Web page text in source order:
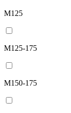
М125
М125-175
М150-175